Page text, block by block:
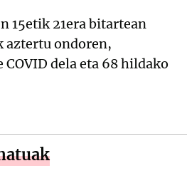
15etik 21era bitartean
aztertu ondoren,
dela eta 68 hildako